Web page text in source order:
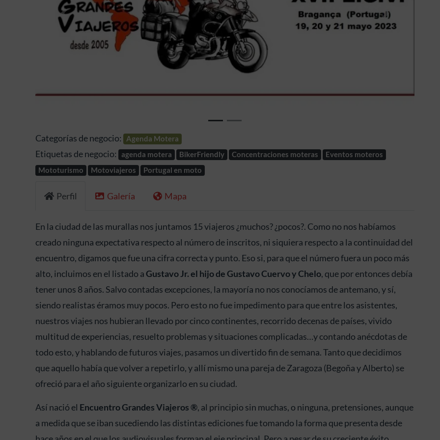
Anterior Siguiente
Categorías de negocio: Agenda Motera
Etiquetas de negocio: agenda motera BikerFriendly Concentraciones moteras
Eventos moteros
Mototurismo
Motoviajeros Portugal en moto
Perfil Galería Mapa
En la ciudad de las murallas nos juntamos 15 viajeros ¿muchos? ¿pocos?. Como no nos habíamos
creado ninguna expectativa respecto al número de inscritos, ni siquiera respecto a la continuidad del
encuentro, digamos que fue una cifra correcta y punto. Eso si, para que el número fuera un poco más
alto, incluimos en el listado aGustavo Jr. el hijo de Gustavo Cuervo y Chelo, que por entonces debía
tener unos 8 años. Salvo contadas excepciones, la mayoría no nos conocíamos de antemano, y sí,
siendo realistas éramos muy pocos. Pero esto no fue impedimento para que entre los asistentes,
nuestros viajes nos hubieran llevado por cinco continentes, recorrido decenas de países, vivido
multitud de experiencias, resuelto problemas y situaciones complicadas…y contando anécdotas de
todo esto, y hablando de futuros viajes, pasamos un divertido fin de semana. Tanto que decidimos
que aquello había que volver a repetirlo, y allí mismo una pareja de Zaragoza (Begoña y Alberto) se
ofreció para el año siguiente organizarlo en su ciudad.
Así nació el Encuentro Grandes Viajeros ®, al principio sin muchas, o ninguna, pretensiones, aunque
a medida que se iban sucediendo las distintas ediciones fue tomando la forma que presenta desde